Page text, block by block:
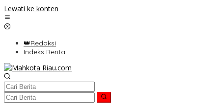
Lewati ke konten
👑Redaksi
Indeks Berita